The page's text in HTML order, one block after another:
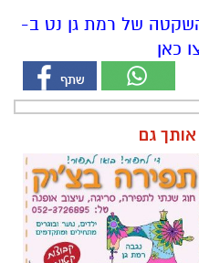
של רמת גן נט ב-
אותך גם